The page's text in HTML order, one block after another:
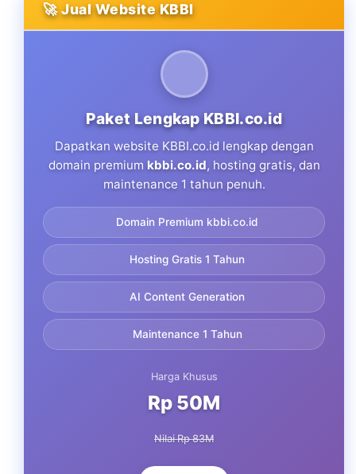
🚀 Jual Website KBBI
Paket Lengkap KBBI.co.id
Dapatkan website KBBI.co.id lengkap dengan
domain premium kbbi.co.id, hosting gratis, dan
maintenance 1 tahun penuh.
Domain Premium kbbi.co.id
Hosting Gratis 1 Tahun
AI Content Generation
Maintenance 1 Tahun
Harga Khusus
Rp 50M
Nilai Rp 83M